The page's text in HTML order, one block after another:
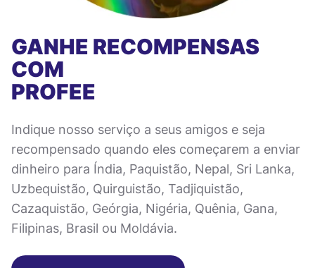
GANHE RECOMPENSAS
COM
PROFEE
Indique nosso serviço a seus amigos e seja
recompensado quando eles começarem a enviar
dinheiro para Índia, Paquistão, Nepal, Sri Lanka,
Uzbequistão, Quirguistão, Tadjiquistão,
Cazaquistão, Geórgia, Nigéria, Quênia, Gana,
Filipinas, Brasil ou Moldávia.